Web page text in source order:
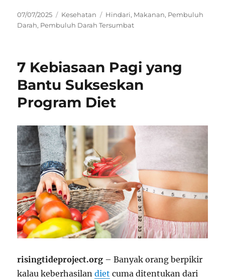
Posted
on
07/07/2025 Categories
Kesehatan Tags
Hindari, Makanan, Pembuluh
Darah, Pembuluh Darah Tersumbat
7 Kebiasaan Pagi yang
Bantu Sukseskan
Program Diet
risingtideproject.org – Banyak orang berpikir
kalau keberhasilandiet cuma ditentukan dari